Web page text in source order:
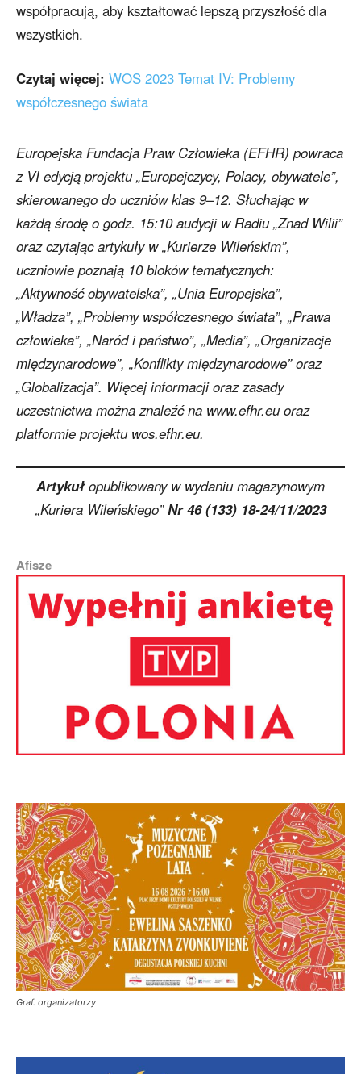
współpracują, aby kształtować lepszą przyszłość dla
wszystkich.
Czytaj więcej: WOS 2023 Temat IV: Problemy
współczesnego świata
Europejska Fundacja Praw Człowieka (EFHR) powraca
z VI edycją projektu „Europejczycy, Polacy, obywatele”,
skierowanego do uczniów klas 9–12. Słuchając w
każdą środę o godz. 15:10 audycji w Radiu „Znad Wilii”
oraz czytając artykuły w „Kurierze Wileńskim”,
uczniowie poznają 10 bloków tematycznych:
„Aktywność obywatelska”, „Unia Europejska”,
„Władza”, „Problemy współczesnego świata”, „Prawa
człowieka”, „Naród i państwo”, „Media”, „Organizacje
międzynarodowe”, „Konflikty międzynarodowe” oraz
„Globalizacja”. Więcej informacji oraz zasady
uczestnictwa można znaleźć na www.efhr.eu oraz
platformie projektu wos.efhr.eu.
Artykułopublikowany w wydaniu magazynowym
„Kuriera Wileńskiego”Nr 46 (133) 18-24/11/2023
Afisze
Graf. organizatorzy